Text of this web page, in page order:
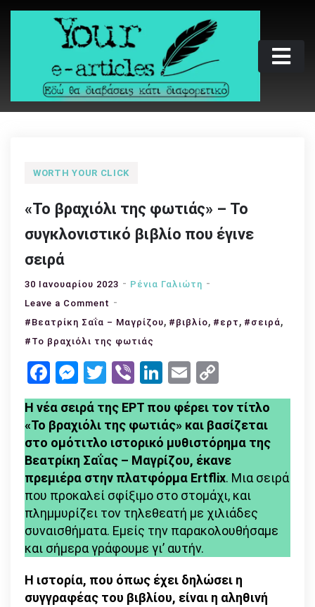
Skip
Your e-articles
Εδώ θα διαβάσεις κάτι διαφορετικό
WORTH YOUR CLICK
«Το βραχιόλι της φωτιάς» – Το
συγκλονιστικό βιβλίο που έγινε
σειρά
30 Ιανουαρίου 2023
Ρένια Γαλιώτη
Leave a Comment on
«Το
βραχιόλι
φωτιάς»
Το
συγκλονιστικό
βιβλίο
που
έγινε
σειρά
#Βεατρίκη Σαΐα – Μαγρίζου, #βιβλίο, #ερτ , #σειρά,
#Το βραχιόλι της φωτιάς
Facebook
Messenger
Twitter
ViberLinkedIn
Email
Link
Η νέα σειρά της ΕΡΤ που φέρει τον τίτλο
«Το βραχιόλι της φωτιάς» και βασίζεται
στο ομότιτλο ιστορικό μυθιστόρημα της
Βεατρίκη Σαΐας – Μαγρίζου, έκανε
πρεμιέρα στην πλατφόρμα Ertflix. Μια σειρά
που προκαλεί σφίξιμο στο στομάχι, και
πλημμυρίζει τον τηλεθεατή με χιλιάδες
συναισθήματα. Εμείς την παρακολουθήσαμε
και σήμερα γράφουμε γι’ αυτήν.
Η ιστορία, που όπως έχει δηλώσει η
συγγραφέας του βιβλίου, είναι η αληθινή